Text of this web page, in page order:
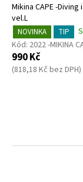
Mikina CAPE -
vel.L
NOVINKA TIP
Kód: 2022 -MIKINA
990 Kč
(818,18 Kč bez DPH)